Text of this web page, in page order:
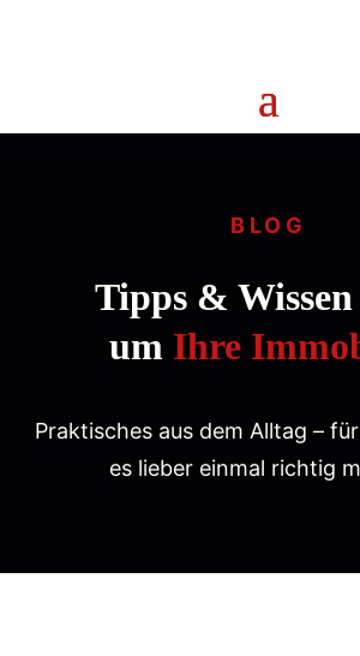
BLOG
Tipps &
um Ihre
Praktisches aus dem Alltag –
es lieber einmal richtig